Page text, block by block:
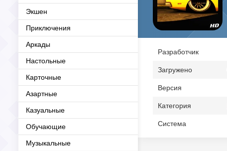
Экшен
Приключения
Аркады
Настольные
Карточные
Азартные
Казуальные
Обучающие
Музыкальные
Разработчик
Загружено
Версия
Категория
Система